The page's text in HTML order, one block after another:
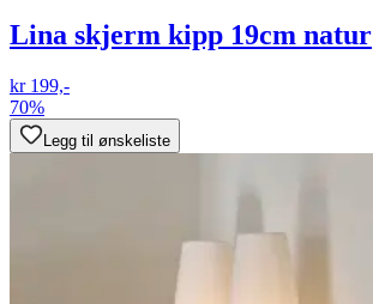
Lina skjerm kipp 19cm natur
kr 199,-
70%
Legg til ønskeliste